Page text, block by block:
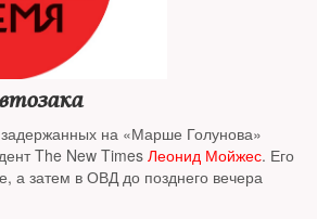
на «Марше Голунова»
The New Times Леонид Мойжес. Его
а затем в ОВД до позднего вечера